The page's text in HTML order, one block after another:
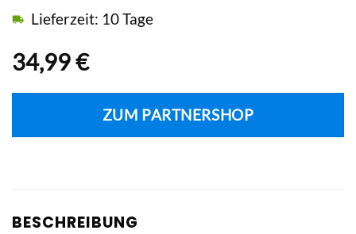
34,99€
Lieferzeit: 10 Tage
ZUM PARTNERSHOP
BESCHREIBUNG